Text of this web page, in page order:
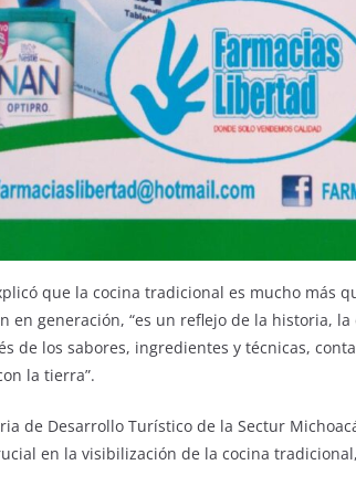
que la cocina tradicional es mucho más
en generación, “es un reflejo de la historia,
de los sabores, ingredientes y técnicas,
la tierra”.
de Desarrollo Turístico de la Sectur
en la visibilización de la cocina